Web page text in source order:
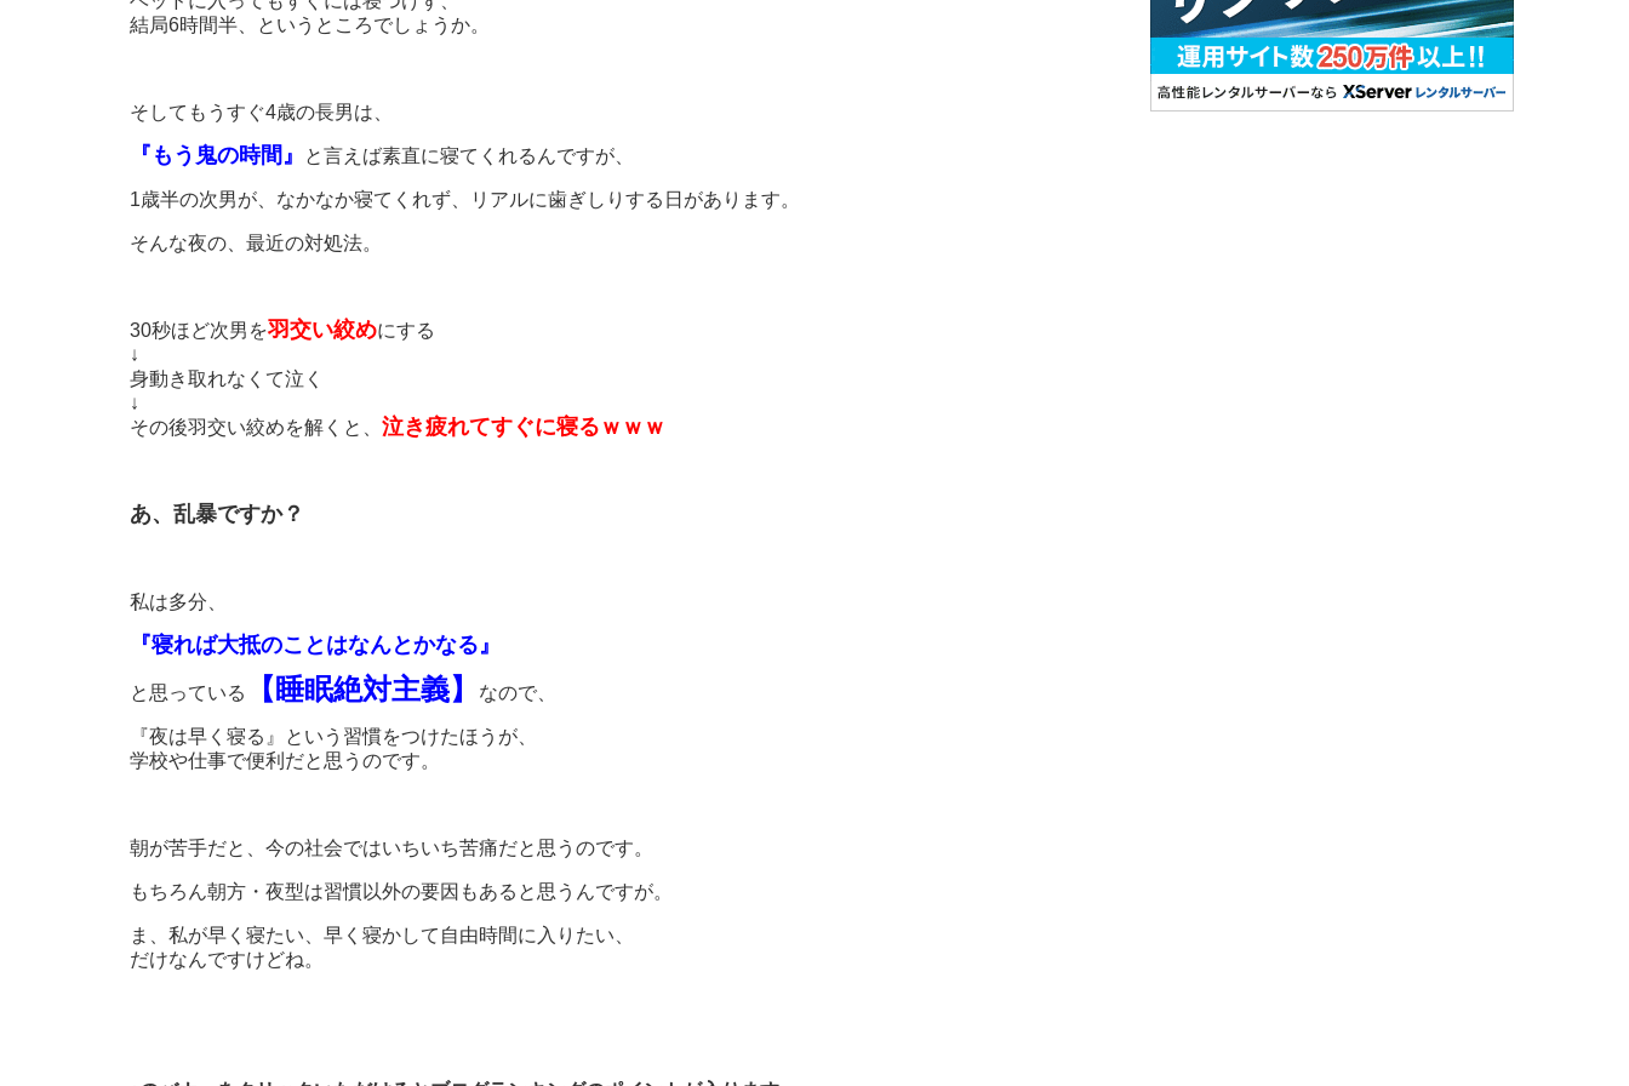
結局6時間半、というところでしょうか。
そしてもうすぐ4歳の長男は、
『もう鬼の時間』 と言えば素直に寝てくれるんですが、
1歳半の次男が、なかなか寝てくれず、リアルに歯ぎしりする日があります。
そんな夜の、最近の対処法。
30秒ほど次男を羽交い絞めにする
↓
身動き取れなくて泣く
↓
その後羽交い絞めを解くと、泣き疲れてすぐに寝るｗｗｗ
あ、乱暴ですか？
私は多分、
『寝れば大抵のことはなんとかなる』
と思っている 【睡眠絶対主義】 なので、
『夜は早く寝る』という習慣をつけたほうが、
学校や仕事で便利だと思うのです。
朝が苦手だと、今の社会ではいちいち苦痛だと思うのです。
もちろん朝方・夜型は習慣以外の要因もあると思うんですが。
ま、私が早く寝たい、早く寝かして自由時間に入りたい、
だけなんですけどね。